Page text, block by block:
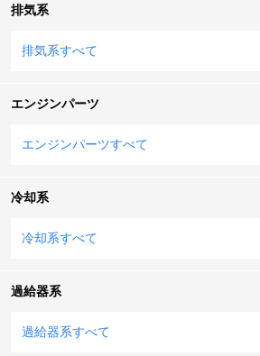
排気系
排気系すべて
エンジンパーツ
エンジンパーツすべて
冷却系
冷却系すべて
過給器系
過給器系すべて